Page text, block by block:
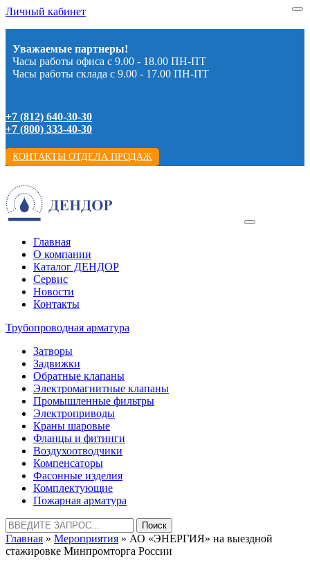
Личный кабинет
Уважаемые партнеры!
Часы работы офиса с 9.00 - 18.00 ПН-ПТ
Часы работы склада с 9.00 - 17.00 ПН-ПТ
+7 (812) 640-30-30
+7 (800) 333-40-30
КОНТАКТЫ ОТДЕЛА ПРОДАЖ
Главная
О компании
Каталог ДЕНДОР
Сервис
Новости
Контакты
Трубопроводная арматура
Затворы
Задвижки
Обратные клапаны
Электромагнитные клапаны
Промышленные фильтры
Электроприводы
Краны шаровые
Фланцы и фитинги
Воздухоотводчики
Компенсаторы
Фасонные изделия
Комплектующие
Пожарная арматура
Найти:
Главная » Мероприятия » АО «ЭНЕРГИЯ» на выездной
стажировке Минпромторга России